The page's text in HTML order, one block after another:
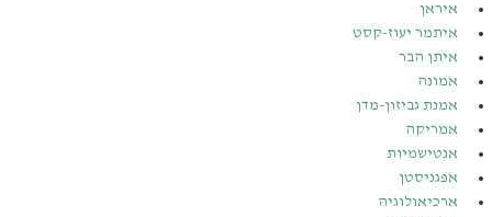
איראן
איתמר יעוז-קסט
איתן הבר
אמונה
אמנת גביזון-מדן
אמריקה
אנטישמיות
אפגניסטן
ארכיאולוגיה